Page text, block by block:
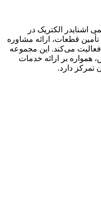
اشنایدر الکتریک در
تأمین قطعات، ارائه مشاوره
می‌کند. این مجموعه
بر ارائه خدمات
دارد.